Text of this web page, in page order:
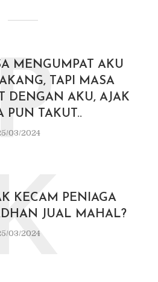
MENGUMPAT AKU
TAPI MASA
DENGAN AKU, AJAK
PUN TAKUT..
03/2024
KECAM PENIAGA
JUAL MAHAL?
03/2024